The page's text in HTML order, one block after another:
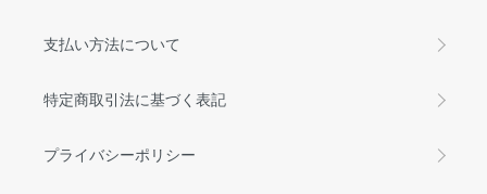
支払い方法について
特定商取引法に基づく表記
プライバシーポリシー